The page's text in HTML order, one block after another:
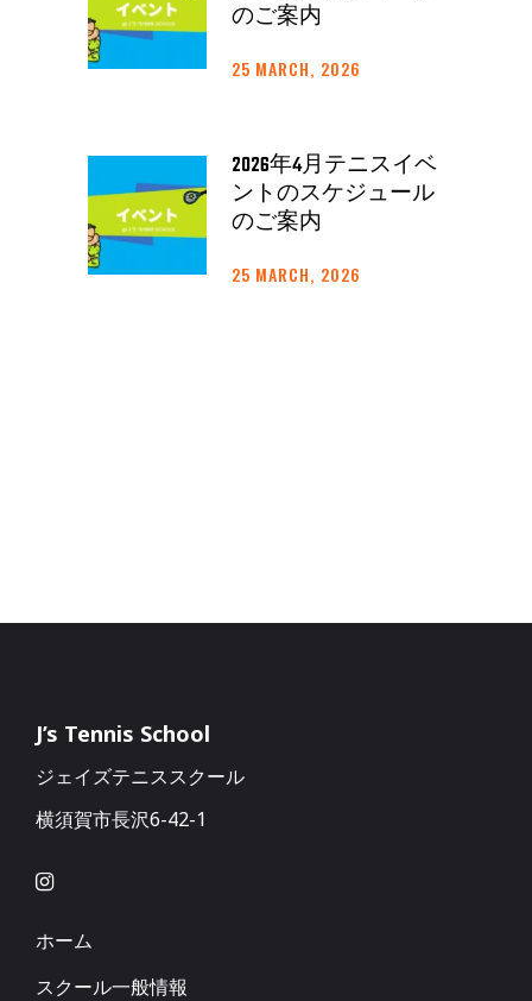
のご案内
25 MARCH, 2026
2026年4月テニスイベ
ントのスケジュール
のご案内
25 MARCH, 2026
J’s Tennis School
ジェイズテニススクール
横須賀市長沢6-42-1
ホーム
スクール一般情報